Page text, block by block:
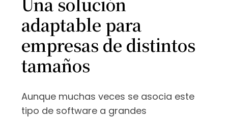
adaptable para
empresas de distintos
tamaños
Aunque muchas veces se asocia este
tipo de software a grandes